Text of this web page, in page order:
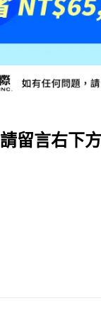
請留言右下